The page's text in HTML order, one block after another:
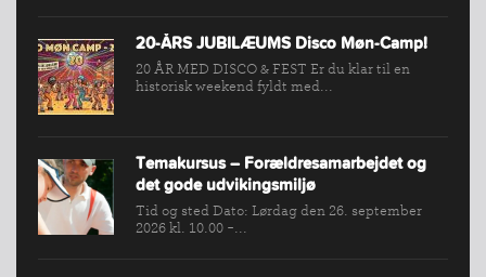
SPORTSGRENE
FORBUNDET
KONKURRENCER
20-ÅRS JUBILÆUMS Disco Møn-Camp!
20 ÅR MED DISCO & FEST Er du klar til en
historisk weekend fyldt med...
Temakursus – Forældresamarbejdet og
det gode udvikingsmiljø
Tid og sted Dato: Lørdag den 26. september
2026 kl. 10.00 -...